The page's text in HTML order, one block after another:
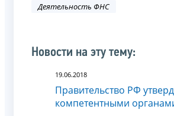
Деятельность ФНС
Новости на эту тему:
19.06.2018
Правительство РФ
компетентными